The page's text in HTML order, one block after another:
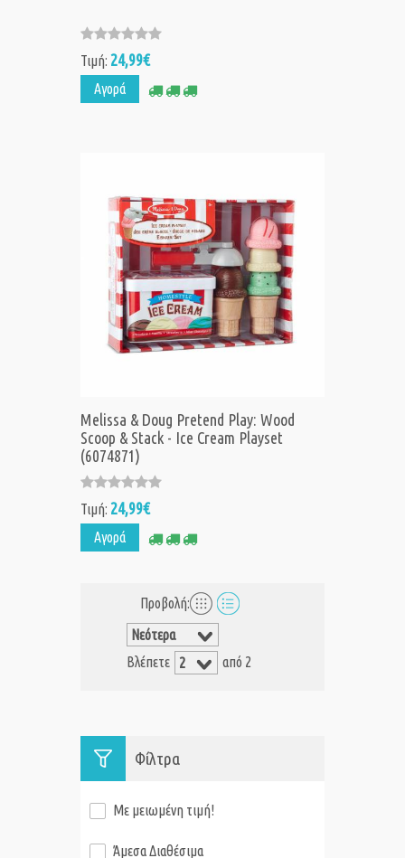
Τιμή: 24,99€
Αγορά
Melissa & Doug Pretend Play: Wood
Scoop & Stack - Ice Cream Playset
(6074871)
Τιμή: 24,99€
Αγορά
Προβολή:
Βλέπετε από 2
Φίλτρα
Με μειωμένη τιμή!
Άμεσα Διαθέσιμα